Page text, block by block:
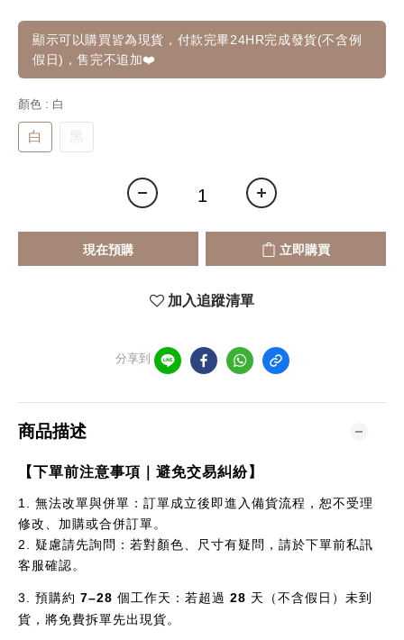
顯示可以購買皆為現貨，付款完畢24HR完成發貨(不含例
假日)，售完不追加❤️
顏色 : 白
白 黑
現在預購 立即購買
加入追蹤清單
分享到
商品描述
【下單前注意事項｜避免交易糾紛】
1.
無法改單與併單：訂單成立後即進入備貨流程，恕不受理
修改、加購或合併訂單。
2.
疑慮請先詢問：若對顏色、尺寸有疑問，請於下單前私訊
客服確認。
3. 預購約 7–28 個工作天：若超過 28 天（不含假日）未到
貨，將免費拆單先出現貨。